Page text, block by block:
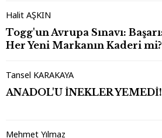
Halit AŞKIN
Togg'un Avrupa Sınavı: Başarısızlık mı,
Her Yeni Markanın Kaderi mi?
Tansel KARAKAYA
ANADOL'U İNEKLER YEMEDİ!
Mehmet Yılmaz